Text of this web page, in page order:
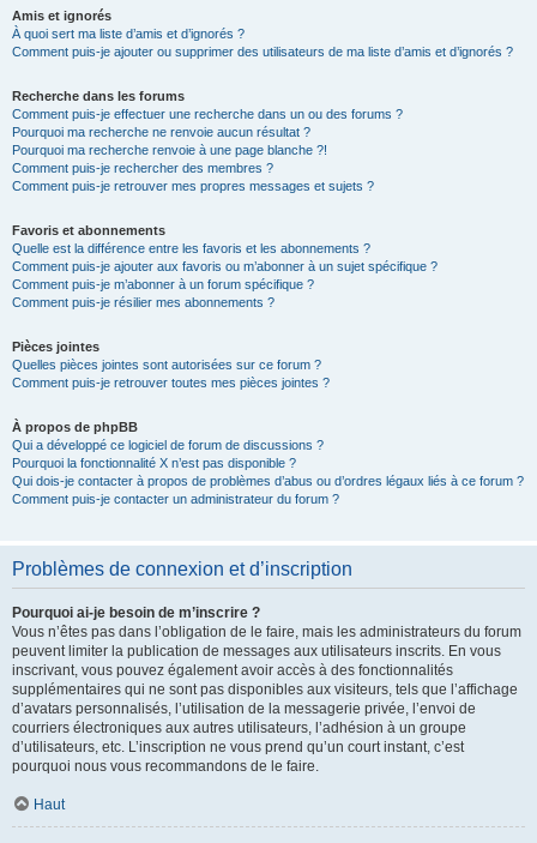
Amis et ignorés
À quoi sert ma liste d’amis et d’ignorés ?
Comment puis-je ajouter ou supprimer des utilisateurs de ma liste d’amis et d’ignorés ?
Recherche dans les forums
Comment puis-je effectuer une recherche dans un ou des forums ?
Pourquoi ma recherche ne renvoie aucun résultat ?
Pourquoi ma recherche renvoie à une page blanche ?!
Comment puis-je rechercher des membres ?
Comment puis-je retrouver mes propres messages et sujets ?
Favoris et abonnements
Quelle est la différence entre les favoris et les abonnements ?
Comment puis-je ajouter aux favoris ou m’abonner à un sujet spécifique ?
Comment puis-je m’abonner à un forum spécifique ?
Comment puis-je résilier mes abonnements ?
Pièces jointes
Quelles pièces jointes sont autorisées sur ce forum ?
Comment puis-je retrouver toutes mes pièces jointes ?
À propos de phpBB
Qui a développé ce logiciel de forum de discussions ?
Pourquoi la fonctionnalité X n’est pas disponible ?
Qui dois-je contacter à propos de problèmes d’abus ou d’ordres légaux liés à ce forum ?
Comment puis-je contacter un administrateur du forum ?
Problèmes de connexion et d’inscription
Pourquoi ai-je besoin de m’inscrire ?
Vous n’êtes pas dans l’obligation de le faire, mais les administrateurs du forum
peuvent limiter la publication de messages aux utilisateurs inscrits. En vous
inscrivant, vous pouvez également avoir accès à des fonctionnalités
supplémentaires qui ne sont pas disponibles aux visiteurs, tels que l’affichage
d’avatars personnalisés, l’utilisation de la messagerie privée, l’envoi de
courriers électroniques aux autres utilisateurs, l’adhésion à un groupe
d’utilisateurs, etc. L’inscription ne vous prend qu’un court instant, c’est
pourquoi nous vous recommandons de le faire.
Haut